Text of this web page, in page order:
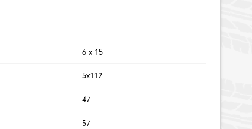
6 x 15
5x112
47
57